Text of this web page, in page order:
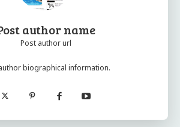
author name
Post author url
biographical information.